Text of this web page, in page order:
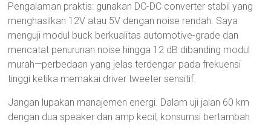
Pengalaman praktis: gunakan DC-DC converter stabil yang
menghasilkan 12V atau 5V dengan noise rendah. Saya
menguji modul buck berkualitas automotive-grade dan
mencatat penurunan noise hingga 12 dB dibanding modul
murah—perbedaan yang jelas terdengar pada frekuensi
tinggi ketika memakai driver tweeter sensitif.
Jangan lupakan manajemen energi. Dalam uji jalan 60 km
dengan dua speaker dan amp kecil, konsumsi bertambah